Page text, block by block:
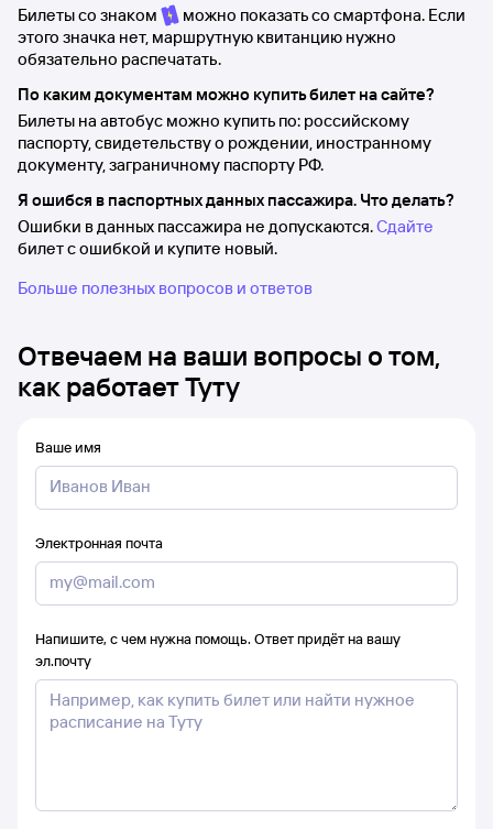
Билеты со знаком
можно показать со смартфона. Если
этого значка нет, маршрутную квитанцию нужно
обязательно распечатать.
По каким документам можно купить билет на сайте?
Билеты на автобус можно купить по: российскому
паспорту, свидетельству о рождении, иностранному
документу, заграничному паспорту РФ.
Я ошибся в паспортных данных пассажира. Что делать?
Ошибки в данных пассажира не допускаются.Сдайте
билет с ошибкой и купите новый.
Больше полезных вопросов и ответов
Отвечаем на ваши вопросы о том,
как работает Туту
Ваше имя
Электронная почта
Напишите, с чем нужна помощь. Ответ придёт на вашу
эл.почту